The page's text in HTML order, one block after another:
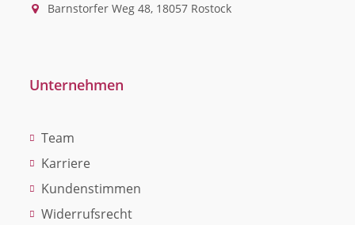
Barnstorfer Weg 48, 18057 Rostock
Unternehmen
Team
Karriere
Kundenstimmen
Widerrufsrecht